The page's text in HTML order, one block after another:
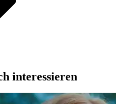
interessieren